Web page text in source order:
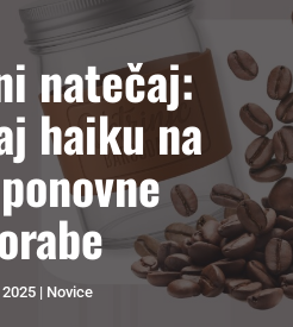
natečaj:
haiku na
Novice